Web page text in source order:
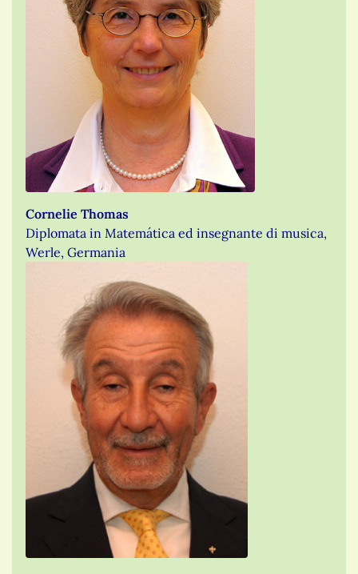
Cornelie Thomas
Diplomata in Matemática ed insegnante di musica,
Werle, Germania